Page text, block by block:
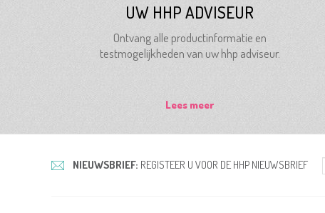
UW HHP ADVISEUR
Ontvang alle productinformatie en
testmogelijkheden van uw hhp adviseur.
Lees meer
NIEUWSBRIEF: REGISTEER U VOOR DE HHP NIEUWSBRIEF